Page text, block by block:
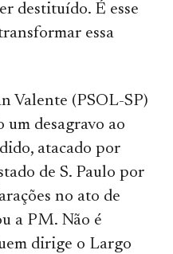
destituído. É esse
essa
Valente (PSOL-SP)
desagravo ao
atacado por
de S. Paulo por
no ato de
a PM. Não é
dirige o Largo